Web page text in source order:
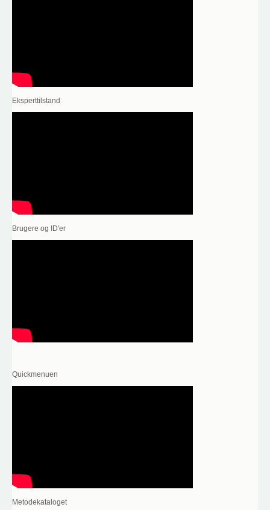
Eksperttilstand
Brugere og ID'er
Quickmenuen
Metodekataloget